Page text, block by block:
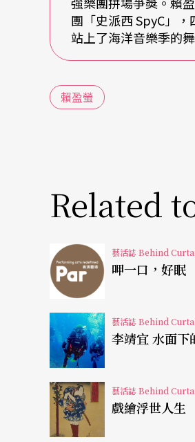
海邊的日出她其實看過
慢慢變成深藍色，到了天
西。」賴盈螢也想起高
從視覺上如此沁涼的海平
睹，真的好難。」每次去
看著像藍眼淚那樣的海中
周存活著，跟你一起隨
你個虛實，「那時候突然
了家裡的寵物（及人類）
與歌手何韻詩及一票友人
遇片刻，「它大概還不比
了。」在排練場、在舞台
停，即使是魚「應該也有
人類可以跟那麼多的生
團「史派西 SpyC」
站上了海洋音樂季的
賴盈螢
Related
藝活誌 Behind
呷一口，好眠
藝活誌 Behind
李靖宜 水
藝活誌 Behind
戲繪浮世人生